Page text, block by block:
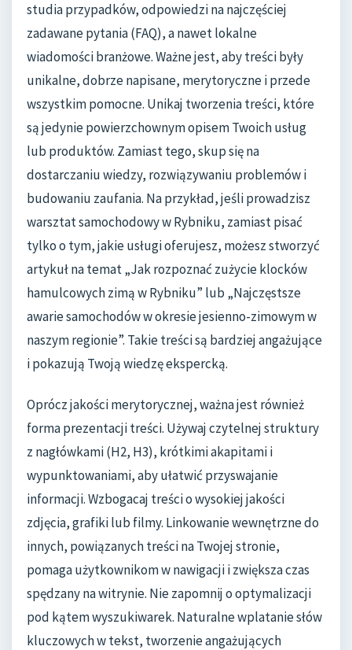
studia przypadków, odpowiedzi na najczęściej
zadawane pytania (FAQ), a nawet lokalne
wiadomości branżowe. Ważne jest, aby treści były
unikalne, dobrze napisane, merytoryczne i przede
wszystkim pomocne. Unikaj tworzenia treści, które
są jedynie powierzchownym opisem Twoich usług
lub produktów. Zamiast tego, skup się na
dostarczaniu wiedzy, rozwiązywaniu problemów i
budowaniu zaufania. Na przykład, jeśli prowadzisz
warsztat samochodowy w Rybniku, zamiast pisać
tylko o tym, jakie usługi oferujesz, możesz stworzyć
artykuł na temat „Jak rozpoznać zużycie klocków
hamulcowych zimą w Rybniku” lub „Najczęstsze
awarie samochodów w okresie jesienno-zimowym w
naszym regionie”. Takie treści są bardziej angażujące
i pokazują Twoją wiedzę ekspercką.
Oprócz jakości merytorycznej, ważna jest również
forma prezentacji treści. Używaj czytelnej struktury
z nagłówkami (H2, H3), krótkimi akapitami i
wypunktowaniami, aby ułatwić przyswajanie
informacji. Wzbogacaj treści o wysokiej jakości
zdjęcia, grafiki lub filmy. Linkowanie wewnętrzne do
innych, powiązanych treści na Twojej stronie,
pomaga użytkownikom w nawigacji i zwiększa czas
spędzany na witrynie. Nie zapomnij o optymalizacji
pod kątem wyszukiwarek. Naturalne wplatanie słów
kluczowych w tekst, tworzenie angażujących